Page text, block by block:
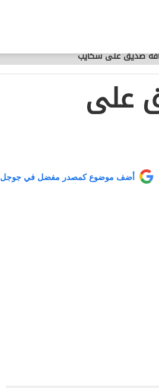
صديق على سكايب
على
أضف موضوع كمصدر مفضل في جوجل